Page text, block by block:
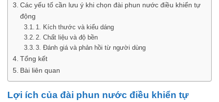
Các yếu tố cần lưu ý khi chọn đài phun nước điều khiển tự
động
1. Kích thước và kiểu dáng
2. Chất liệu và độ bền
3. Đánh giá và phản hồi từ người dùng
Tổng kết
Bài liên quan
Lợi ích của đài phun nước điều khiển tự